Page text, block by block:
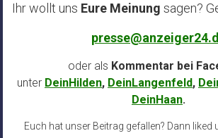
Ihr wollt uns Eure Meinung sagen?
oder als Kommentar bei
unter DeinHilden, DeinLangenfeld,
DeinHaan.
Euch hat unser Beitrag gefallen? Dann liked